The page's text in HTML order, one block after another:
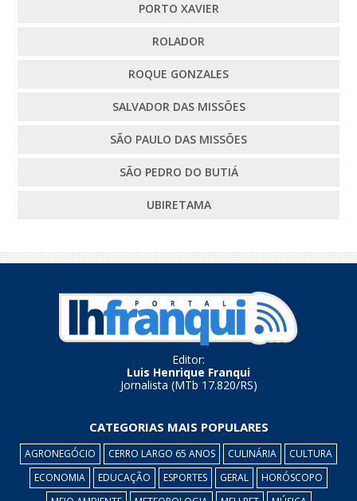
PORTO XAVIER
ROLADOR
ROQUE GONZALES
SALVADOR DAS MISSÕES
SÃO PAULO DAS MISSÕES
SÃO PEDRO DO BUTIÁ
UBIRETAMA
Editor:
Luis Henrique Franqui
Jornalista (MTb 17.820/RS)
CATEGORIAS MAIS POPULARES
AGRONEGÓCIO CERRO LARGO 65 ANOS CULINÁRIA
CULTURA
ECONOMIA
EDUCAÇÃO ESPORTES GERAL
HORÓSCOPO